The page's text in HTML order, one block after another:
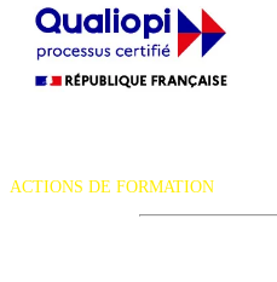
ACTIONS DE FORMATION